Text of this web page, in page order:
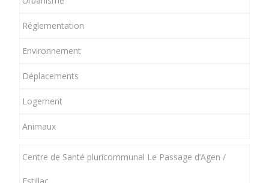
Réglementation
Environnement
Déplacements
Logement
Animaux
Centre de Santé pluricommunal Le Passage d’Agen /